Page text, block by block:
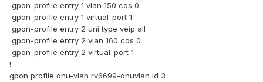
gpon-profile entry 1 vlan 150 cos 0
gpon-profile entry 1 virtual-port 1
gpon-profile entry 2 uni type veip all
gpon-profile entry 2 vlan 160 cos 0
gpon-profile entry 2 virtual-port 1
!
gpon profile onu-vlan rv6699-onuvlan id 3